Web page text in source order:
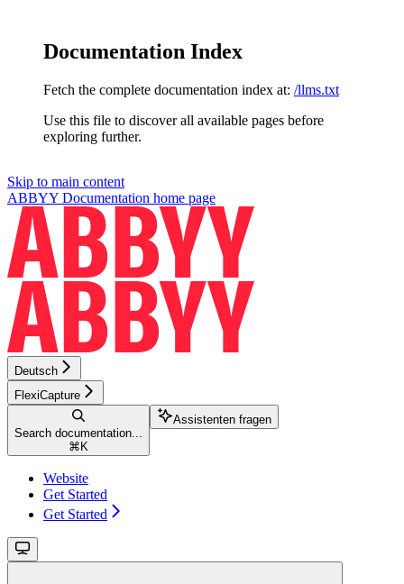
Documentation Index
Fetch the complete documentation index at: /llms.txt
Use this file to discover all available pages before
exploring further.
Skip to main content
ABBYY Documentation home page
Deutsch
FlexiCapture
Search documentation...
⌘ K
Assistenten fragen
Website
Get Started
Get Started